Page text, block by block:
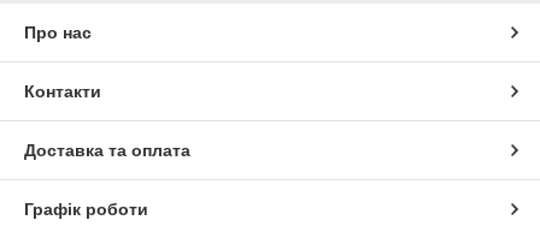
Про нас
Контакти
Доставка та оплата
Графік роботи